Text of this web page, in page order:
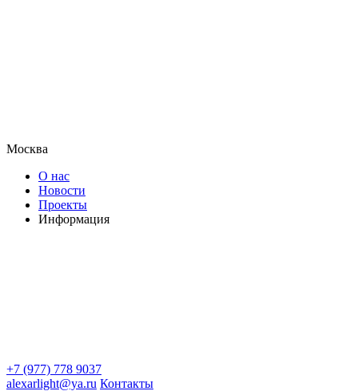
Москва
О нас
Новости
Проекты
Информация
+7 (977) 778 9037
alexarlight@ya.ru Контакты